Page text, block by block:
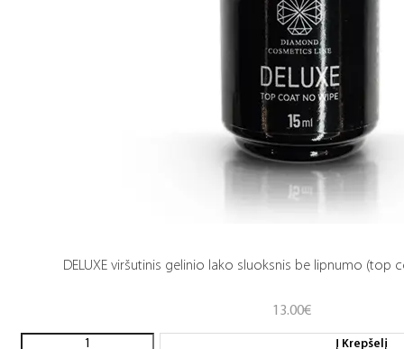
DELUXE viršutinis gelinio lako sluoksnis be lipnumo (top
13.00€
Į Krepšelį